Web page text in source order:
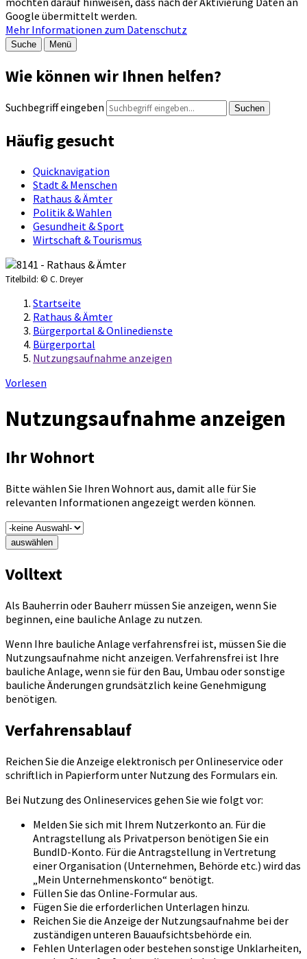
Google übermittelt werden.
Mehr Informationen zum Datenschutz
Suche Menü
Wie können wir Ihnen helfen?
Suchbegriff eingeben Suchen
Häufig gesucht
Quicknavigation
Stadt & Menschen
Rathaus & Ämter
Politik & Wahlen
Gesundheit & Sport
Wirtschaft & Tourismus
Titelbild: © C. Dreyer
Startseite
Rathaus & Ämter
Bürgerportal & Onlinedienste
Bürgerportal
Nutzungsaufnahme anzeigen
Vorlesen
Nutzungsaufnahme anzeigen
Ihr Wohnort
Bitte wählen Sie Ihren Wohnort aus, damit alle für Sie
relevanten Informationen angezeigt werden können.
auswählen
Volltext
Als Bauherrin oder Bauherr müssen Sie anzeigen, wenn Sie
beginnen, eine bauliche Anlage zu nutzen.
Wenn Ihre bauliche Anlage verfahrensfrei ist, müssen Sie die
Nutzungsaufnahme nicht anzeigen. Verfahrensfrei ist Ihre
bauliche Anlage, wenn sie für den Bau, Umbau oder sonstige
bauliche Änderungen grundsätzlich keine Genehmigung
benötigen.
Verfahrensablauf
Reichen Sie die Anzeige elektronisch per Onlineservice oder
schriftlich in Papierform unter Nutzung des Formulars ein.
Bei Nutzung des Onlineservices gehen Sie wie folgt vor:
Melden Sie sich mit Ihrem Nutzerkonto an. Für die
Antragstellung als Privatperson benötigen Sie ein
BundID-Konto. Für die Antragstellung in Vertretung
einer Organisation (Unternehmen, Behörde etc.) wird das
„Mein Unternehmenskonto“ benötigt.
Füllen Sie das Online-Formular aus.
Fügen Sie die erforderlichen Unterlagen hinzu.
Reichen Sie die Anzeige der Nutzungsaufnahme bei der
zuständigen unteren Bauaufsichtsbehörde ein.
Fehlen Unterlagen oder bestehen sonstige Unklarheiten,